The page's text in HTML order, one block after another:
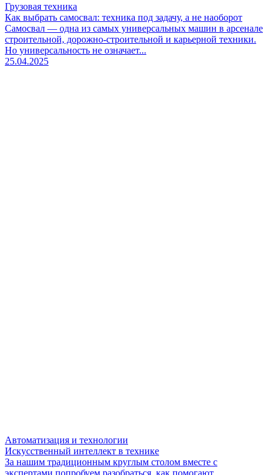
Грузовая техника
Как выбрать самосвал: техника под задачу, а не наоборот
Самосвал — одна из самых универсальных машин в арсенале
строительной, дорожно-строительной и карьерной техники.
Но универсальность не означает...
25.04.2025
Автоматизация и технологии
Искусственный интеллект в технике
За нашим традиционным круглым столом вместе с
экспертами попробуем разобраться, как помогают